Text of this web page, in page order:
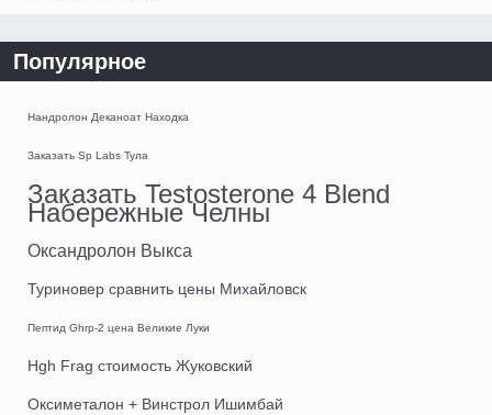
Популярное
Нандролон Деканоат Находка
Заказать Sp Labs Тула
Заказать Testosterone 4 Blend
Набережные Челны
Оксандролон Выкса
Туриновер сравнить цены Михайловск
Пептид Ghrp-2 цена Великие Луки
Hgh Frag стоимость Жуковский
Оксиметалон + Винстрол Ишимбай